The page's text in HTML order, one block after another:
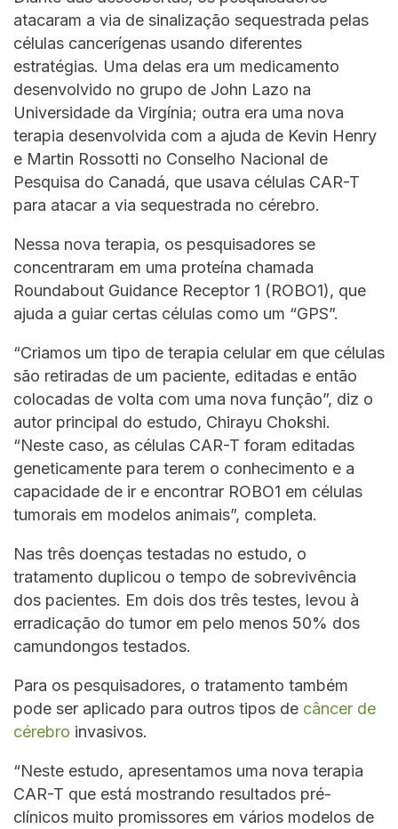
atacaram a via de sinalização sequestrada pelas
células cancerígenas usando diferentes
estratégias. Uma delas era um medicamento
desenvolvido no grupo de John Lazo na
Universidade da Virgínia; outra era uma nova
terapia desenvolvida com a ajuda de Kevin Henry
e Martin Rossotti no Conselho Nacional de
Pesquisa do Canadá, que usava células CAR-T
para atacar a via sequestrada no cérebro.
Nessa nova terapia, os pesquisadores se
concentraram em uma proteína chamada
Roundabout Guidance Receptor 1 (ROBO1), que
ajuda a guiar certas células como um “GPS”.
“Criamos um tipo de terapia celular em que células
são retiradas de um paciente, editadas e então
colocadas de volta com uma nova função”, diz o
autor principal do estudo, Chirayu Chokshi.
“Neste caso, as células CAR-T foram editadas
geneticamente para terem o conhecimento e a
capacidade de ir e encontrar ROBO1 em células
tumorais em modelos animais”, completa.
Nas três doenças testadas no estudo, o
tratamento duplicou o tempo de sobrevivência
dos pacientes. Em dois dos três testes, levou à
erradicação do tumor em pelo menos 50% dos
camundongos testados.
Para os pesquisadores, o tratamento também
pode ser aplicado para outros tipos de câncer de
cérebro invasivos.
“Neste estudo, apresentamos uma nova terapia
CAR-T que está mostrando resultados pré-
clínicos muito promissores em vários modelos de